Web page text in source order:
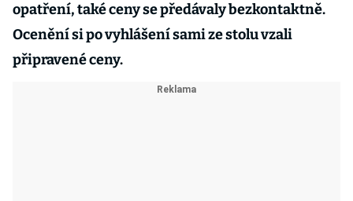
opatření, také ceny se předávaly bezkontaktně.
Ocenění si po vyhlášení sami ze stolu vzali
připravené ceny.